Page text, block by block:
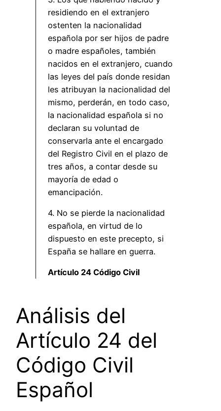
residiendo en el extranjero
ostenten la nacionalidad
española por ser hijos de padre
o madre españoles, también
nacidos en el extranjero, cuando
las leyes del país donde residan
les atribuyan la nacionalidad del
mismo, perderán, en todo caso,
la nacionalidad española si no
declaran su voluntad de
conservarla ante el encargado
del Registro Civil en el plazo de
tres años, a contar desde su
mayoría de edad o
emancipación.
4. No se pierde la nacionalidad
española, en virtud de lo
dispuesto en este precepto, si
España se hallare en guerra.
Artículo 24 Código Civil
Análisis del
Artículo 24 del
Código Civil
Español